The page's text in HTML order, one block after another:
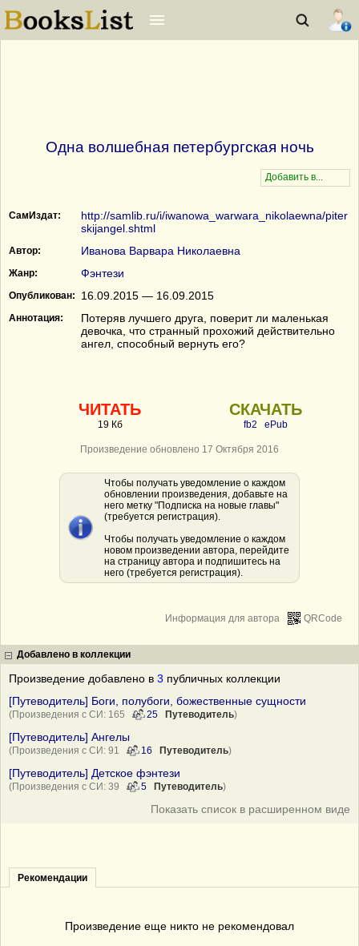
Одна волшебная петербургская ночь
СамИздат:
http://samlib.ru/i/iwanowa_warwara_nikolaewna/piter
skijangel.shtml
Автор: Иванова Варвара Николаевна
Жанр: Фэнтези
Опубликован: 16.09.2015 — 16.09.2015
Аннотация:
Потеряв лучшего друга, поверит ли маленькая
девочка, что странный прохожий действительно
ангел, способный вернуть его?
ЧИТАТЬ
19 Кб
СКАЧАТЬ
fb2 ePub
Произведение обновлено 17 Октября 2016
Чтобы получать уведомление о каждом
обновлении произведения, добавьте на
него метку "Подписка на новые главы"
(требуется регистрация).
Чтобы получать уведомление о каждом
новом произведении автора, перейдите
на страницу автора и подпишитесь на
него (требуется регистрация).
QRCode
Информация для автора
Добавлено в коллекции
Произведение добавлено в 3 публичных коллекции
[Путеводитель] Боги, полубоги, божественные сущности
(Произведения с СИ: 165 25 Путеводитель)
[Путеводитель] Ангелы
(Произведения с СИ: 91 16 Путеводитель)
[Путеводитель] Детское фэнтези
(Произведения с СИ: 39 5 Путеводитель)
Показать список в расширенном виде
Рекомендации
Произведение еще никто не рекомендовал